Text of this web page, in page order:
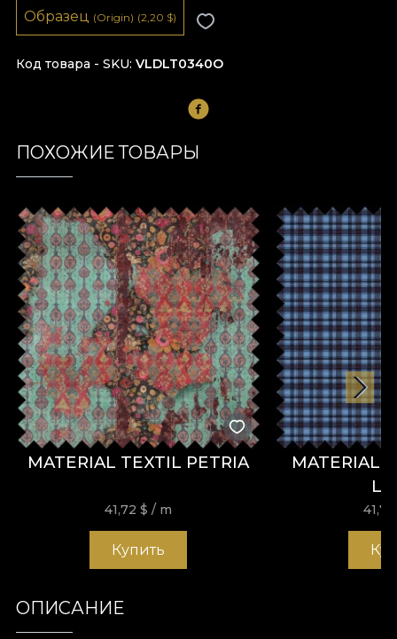
Код товара - SKU VLDLT0340O
Образец (Origin) (2,20 $)
ПОХОЖИЕ ТОВАРЫ
MATERIAL TEXTIL PETRIA
41,72$ / m
Купить
MATERIAL
ОПИСАНИЕ